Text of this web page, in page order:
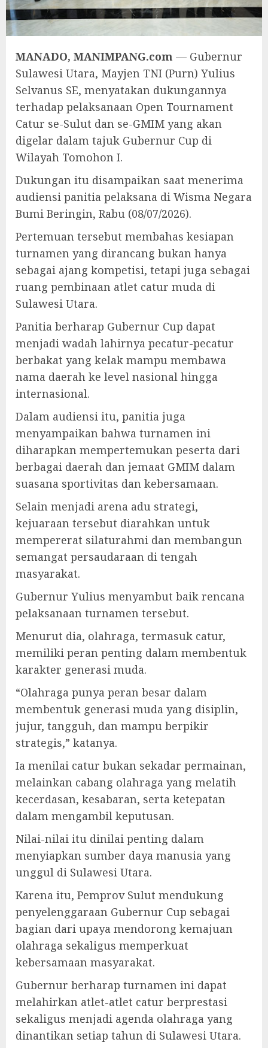
MANADO, MANIMPANG.com — Gubernur
Sulawesi Utara, Mayjen TNI (Purn) Yulius
Selvanus SE, menyatakan dukungannya
terhadap pelaksanaan Open Tournament
Catur se-Sulut dan se-GMIM yang akan
digelar dalam tajuk Gubernur Cup di
Wilayah Tomohon I.
Dukungan itu disampaikan saat menerima
audiensi panitia pelaksana di Wisma Negara
Bumi Beringin, Rabu (08/07/2026).
Pertemuan tersebut membahas kesiapan
turnamen yang dirancang bukan hanya
sebagai ajang kompetisi, tetapi juga sebagai
ruang pembinaan atlet catur muda di
Sulawesi Utara.
Panitia berharap Gubernur Cup dapat
menjadi wadah lahirnya pecatur-pecatur
berbakat yang kelak mampu membawa
nama daerah ke level nasional hingga
internasional.
Dalam audiensi itu, panitia juga
menyampaikan bahwa turnamen ini
diharapkan mempertemukan peserta dari
berbagai daerah dan jemaat GMIM dalam
suasana sportivitas dan kebersamaan.
Selain menjadi arena adu strategi,
kejuaraan tersebut diarahkan untuk
mempererat silaturahmi dan membangun
semangat persaudaraan di tengah
masyarakat.
Gubernur Yulius menyambut baik rencana
pelaksanaan turnamen tersebut.
Menurut dia, olahraga, termasuk catur,
memiliki peran penting dalam membentuk
karakter generasi muda.
“Olahraga punya peran besar dalam
membentuk generasi muda yang disiplin,
jujur, tangguh, dan mampu berpikir
strategis,” katanya.
Ia menilai catur bukan sekadar permainan,
melainkan cabang olahraga yang melatih
kecerdasan, kesabaran, serta ketepatan
dalam mengambil keputusan.
Nilai-nilai itu dinilai penting dalam
menyiapkan sumber daya manusia yang
unggul di Sulawesi Utara.
Karena itu, Pemprov Sulut mendukung
penyelenggaraan Gubernur Cup sebagai
bagian dari upaya mendorong kemajuan
olahraga sekaligus memperkuat
kebersamaan masyarakat.
Gubernur berharap turnamen ini dapat
melahirkan atlet-atlet catur berprestasi
sekaligus menjadi agenda olahraga yang
dinantikan setiap tahun di Sulawesi Utara.